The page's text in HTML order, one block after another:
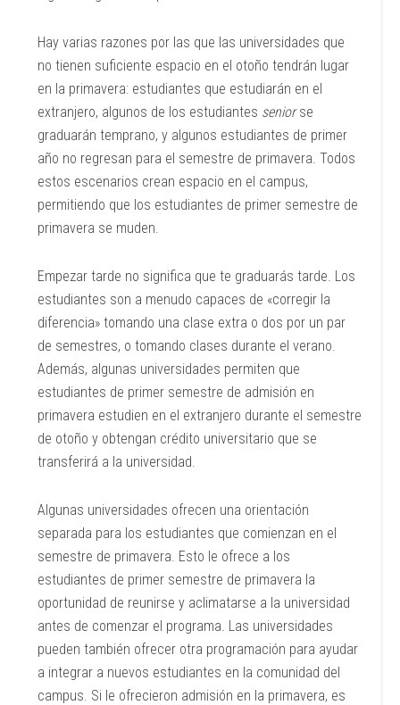
Hay varias razones por las que las universidades que
no tienen suficiente espacio en el otoño tendrán lugar
en la primavera: estudiantes que estudiarán en el
extranjero, algunos de los estudiantes seniorse
graduarán temprano, y algunos estudiantes de primer
año no regresan para el semestre de primavera. Todos
estos escenarios crean espacio en el campus,
permitiendo que los estudiantes de primer semestre de
primavera se muden.
Empezar tarde no significa que te graduarás tarde. Los
estudiantes son a menudo capaces de «corregir la
diferencia» tomando una clase extra o dos por un par
de semestres, o tomando clases durante el verano.
Además, algunas universidades permiten que
estudiantes de primer semestre de admisión en
primavera estudien en el extranjero durante el semestre
de otoño y obtengan crédito universitario que se
transferirá a la universidad.
Algunas universidades ofrecen una orientación
separada para los estudiantes que comienzan en el
semestre de primavera. Esto le ofrece a los
estudiantes de primer semestre de primavera la
oportunidad de reunirse y aclimatarse a la universidad
antes de comenzar el programa. Las universidades
pueden también ofrecer otra programación para ayudar
a integrar a nuevos estudiantes en la comunidad del
campus. Si le ofrecieron admisión en la primavera, es